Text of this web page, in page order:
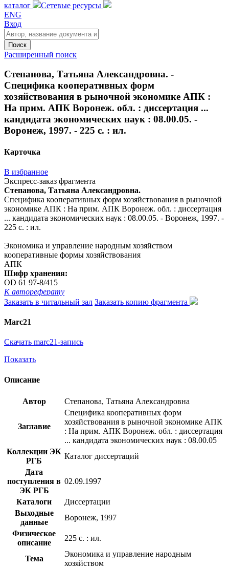
каталог
Сетевые ресурсы
ENG
Вход
Поиск
Расширенный поиск
Степанова, Татьяна Александровна. -
Специфика кооперативных форм
хозяйствования в рыночной экономике АПК :
На прим. АПК Воронеж. обл. : диссертация ...
кандидата экономических наук : 08.00.05. -
Воронеж, 1997. - 225 с. : ил.
Карточка
В избранное
Экспресс-заказ фрагмента
Степанова, Татьяна Александровна.
Специфика кооперативных форм хозяйствования в рыночной
экономике АПК : На прим. АПК Воронеж. обл. : диссертация
... кандидата экономических наук : 08.00.05. - Воронеж, 1997. -
225 с. : ил.
Экономика и управление народным хозяйством
кооперативные формы хозяйствования
АПК
Шифр хранения:
OD 61 97-8/415
К автореферату
Заказать в читальный зал Заказать копию фрагмента
Marc21
Скачать marc21-запись
Показать
Описание
Автор Степанова, Татьяна Александровна
Заглавие
Специфика кооперативных форм
хозяйствования в рыночной экономике АПК
: На прим. АПК Воронеж. обл. : диссертация
... кандидата экономических наук : 08.00.05
Коллекции ЭК
РГБ
Каталог диссертаций
Дата
поступления в
ЭК РГБ
02.09.1997
Каталоги
Диссертации
Выходные
данные
Воронеж, 1997
Физическое
описание
225 с. : ил.
Тема
Экономика и управление народным
хозяйством